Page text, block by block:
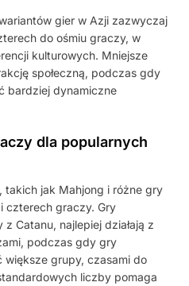
gier w Azji zazwyczaj
do ośmiu graczy, w
kulturowych. Mniejsze
społeczną, podczas gdy
bardziej dynamiczne
dla popularnych
takich jak Mahjong i różne gry
czterech graczy. Gry
Catanu, najlepiej działają z
podczas gdy gry
większe grupy, czasami do
liczby pomaga